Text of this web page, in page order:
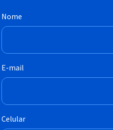
Nome
E-mail
Celular